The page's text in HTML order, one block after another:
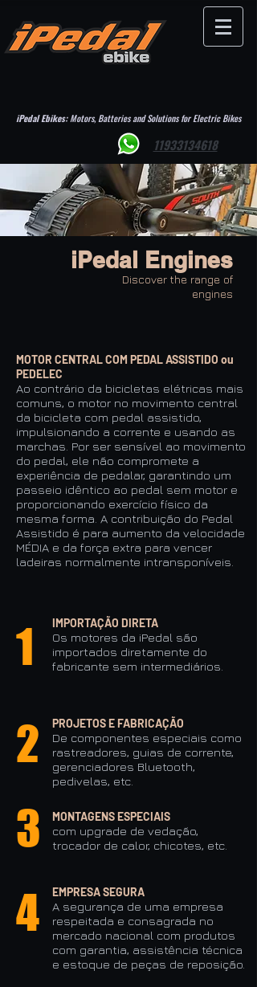
iPedal Ebikes:Motors, Batteries and Solutions for Electric Bikes
11933134618
iPedal Engines
Discover the range of
engines
MOTOR CENTRAL COM PEDAL ASSISTIDO ou
PEDELEC
Ao contrário da bicicletas elétricas mais
comuns, o motor no movimento central
da bicicleta com pedal assistido,
impulsionando a corrente e usando as
marchas. Por ser sensível ao movimento
do pedal, ele não compromete a
experiência de pedalar, garantindo um
passeio idêntico ao pedal sem motor e
proporcionando exercício físico da
mesma forma. A contribuição do Pedal
Assistido é para aumento da velocidade
MÉDIA e da força extra para vencer
ladeiras normalmente intransponíveis.
1
IMPORTAÇÃO DIRETA
Os motores da iPedal são
importados diretamente do
fabricante sem intermediários.
2
PROJETOS E FABRICAÇÃO
De componentes especiais como
rastreadores, guias de corrente,
gerenciadores Bluetooth,
pedivelas, etc.
3
MONTAGENS ESPECIAIS
com upgrade de vedação,
trocador de calor, chicotes, etc.
4
EMPRESA SEGURA
A segurança de uma empresa
respeitada e consagrada no
mercado nacional com produtos
com garantia, assistência técnica
e estoque de peças de reposição.